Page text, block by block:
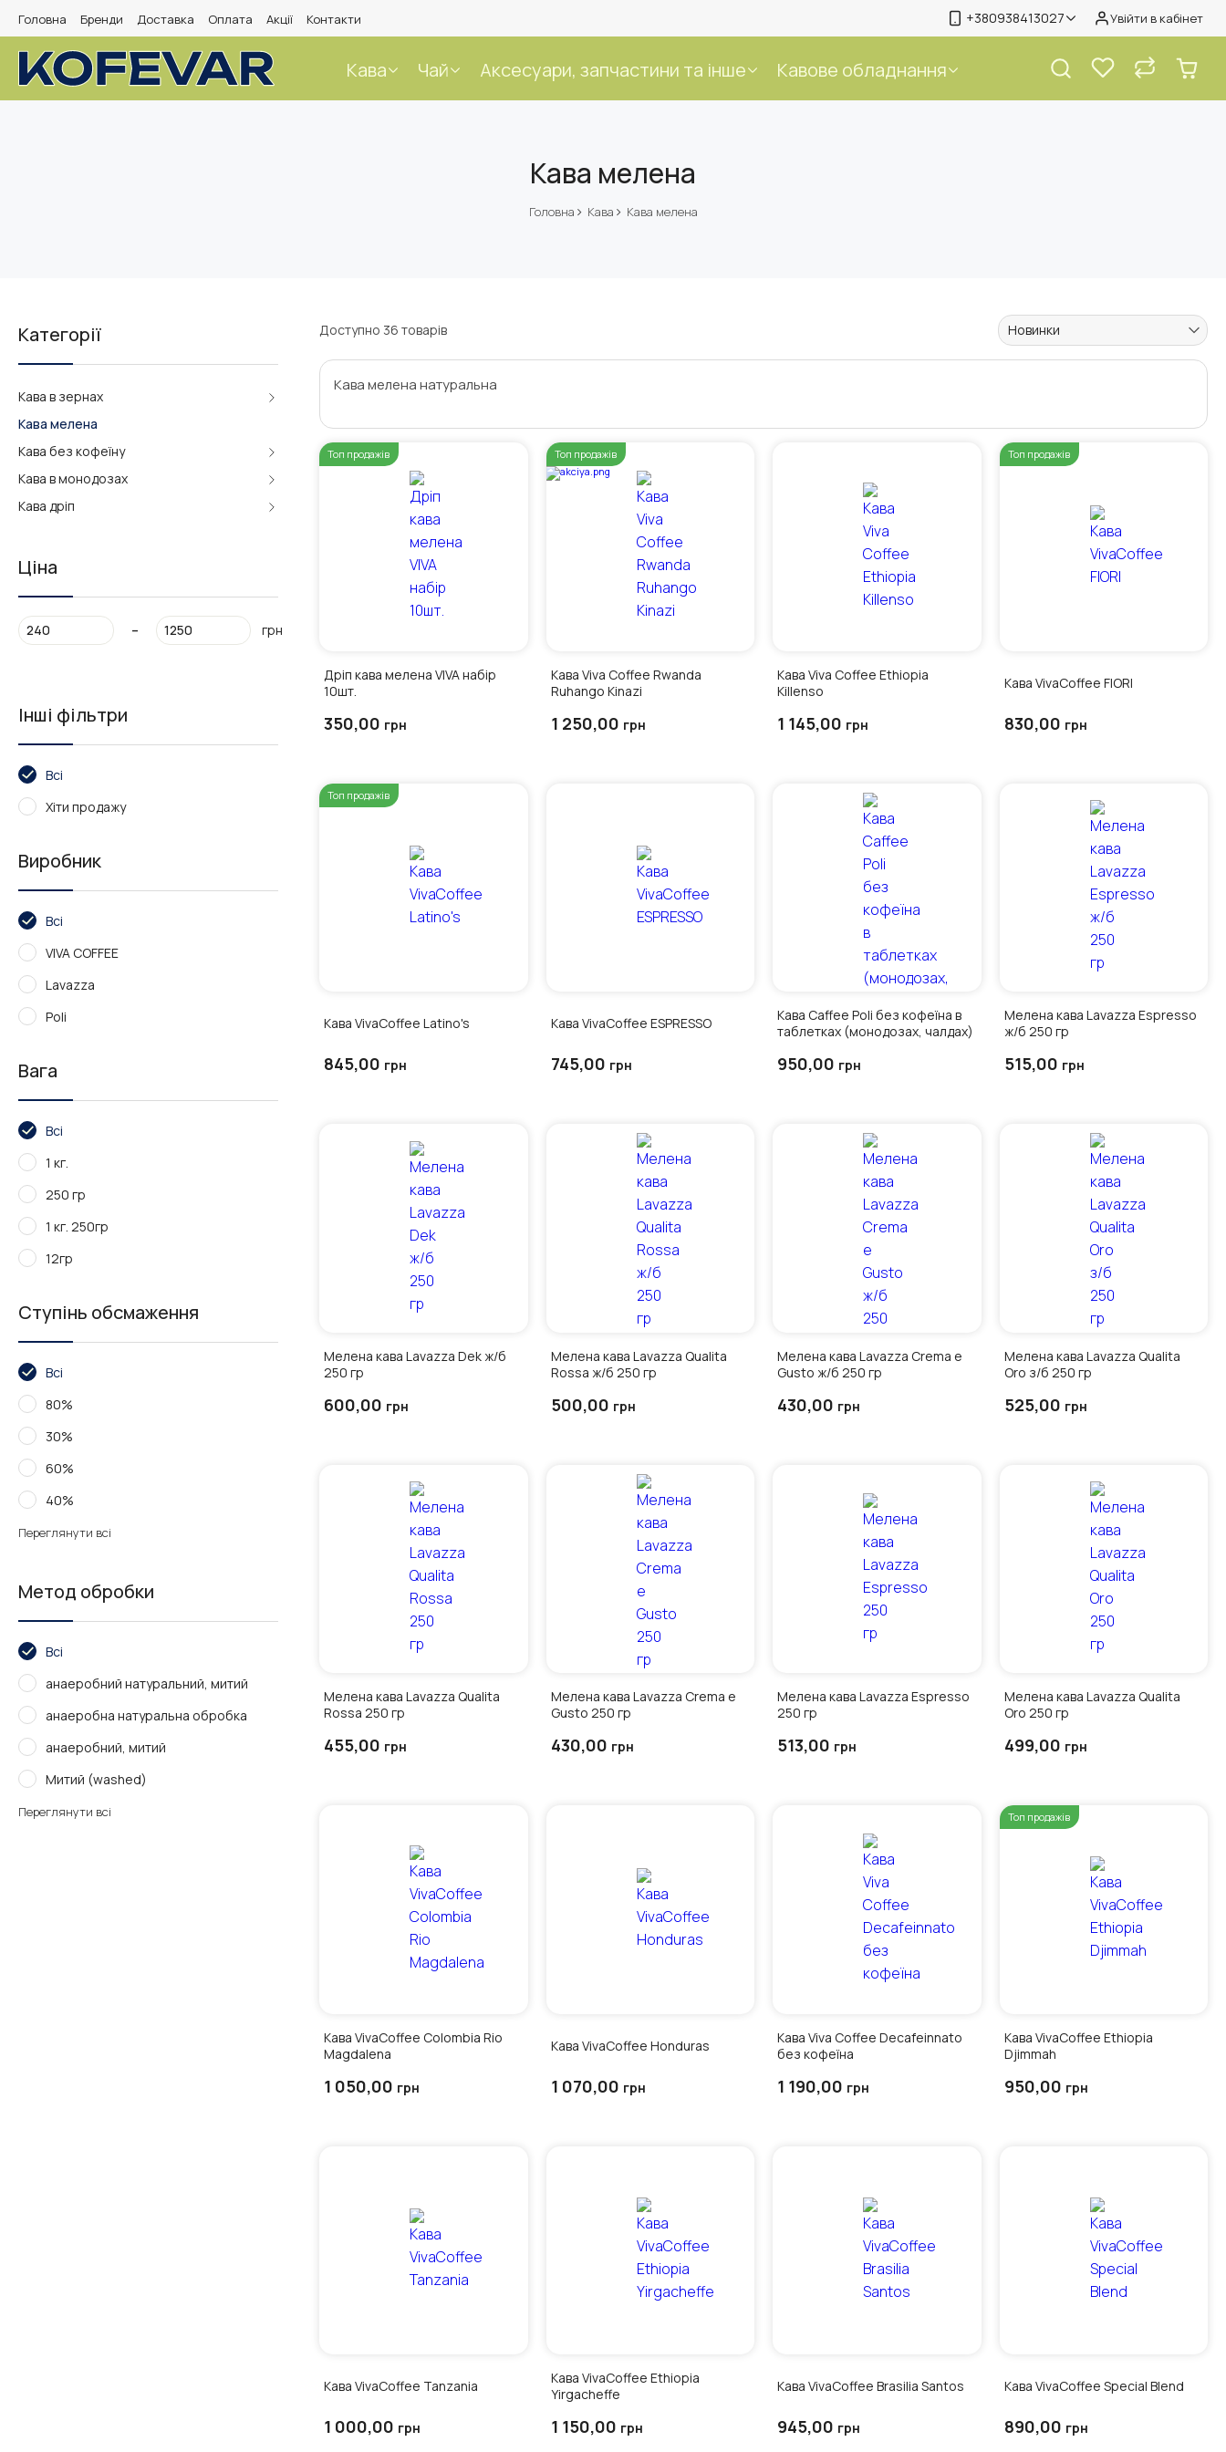
Головна Бренди Доставка Оплата Акції Контакти +380938413027 Увійти в кабінет
Кава Чай Аксесуари, запчастини та інше Кавове обладнання
Кава мелена
Головна Кава Кава мелена
Категорії
Кава в зернах
Кава мелена
Кава без кофеїну
Кава в монодозах
Кава дріп
Ціна
- грн
Інші фільтри
Всі
Хіти продажу
Виробник
Всі
VIVA COFFEE
Lavazza
Poli
Вага
Всі
1 кг.
250 гр
1 кг. 250гр
12гр
Ступінь обсмаження
Всі
80%
30%
60%
40%
Переглянути всі
Метод обробки
Всі
анаеробний натуральний, митий
анаеробна натуральна обробка
анаеробний, митий
Митий (washed)
Переглянути всі
Доступно 36 товарів Новинки
Кава мелена натуральна
Топ продажів
Дріп кава мелена VIVA набір
10шт.
350,00 грн
Топ продажів
Кава Viva Coffee Rwanda
Ruhango Kinazi
1 250,00 грн
Кава Viva Coffee Ethiopia
Killenso
1 145,00 грн
Топ продажів
Кава VivaCoffee FIORI
830,00 грн
Топ продажів
Кава VivaCoffee Latino's
845,00 грн
Кава VivaCoffee ESPRESSO
745,00 грн
Кава Caffee Poli без кофеїна в
таблетках (монодозах, чалдах)
950,00 грн
Мелена кава Lavazza Espresso
ж/б 250 гр
515,00 грн
Мелена кава Lavazza Dek ж/б
250 гр
600,00 грн
Мелена кава Lavazza Qualita
Rossa ж/б 250 гр
500,00 грн
Мелена кава Lavazza Crema e
Gusto ж/б 250 гр
430,00 грн
Мелена кава Lavazza Qualita
Oro з/б 250 гр
525,00 грн
Мелена кава Lavazza Qualita
Rossa 250 гр
455,00 грн
Мелена кава Lavazza Crema e
Gusto 250 гр
430,00 грн
Мелена кава Lavazza Espresso
250 гр
513,00 грн
Мелена кава Lavazza Qualita
Oro 250 гр
499,00 грн
Кава VivaCoffee Colоmbia Rio
Magdalena
1 050,00 грн
Кава VivaCoffee Honduras
1 070,00 грн
Кава Viva Coffee Decafeinnato
без кофеїна
1 190,00 грн
Топ продажів
Кава VivaCoffee Ethiopia
Djimmah
950,00 грн
Кава VivaCoffee Tanzania
1 000,00 грн
Кава VivaCoffee Ethiopia
Yirgacheffe
1 150,00 грн
Кава VivaCoffee Brasilia Santos
945,00 грн
Кава VivaCoffee Special Blend
890,00 грн